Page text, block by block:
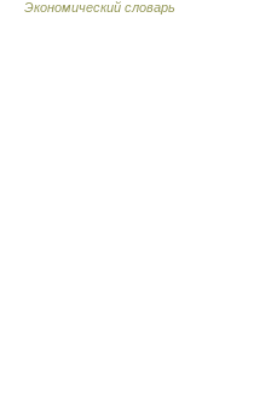
Экономический словарь